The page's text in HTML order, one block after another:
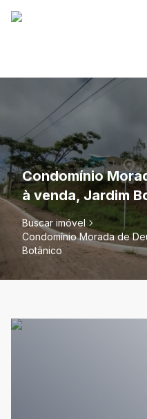
Condomínio
à venda, Jardim
Buscar imóvel
Condomínio Morada de
Botânico